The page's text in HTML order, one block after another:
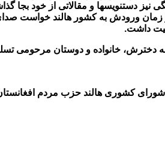
نیز دستنویسها و مقالاتی از خود
ورودش به کشور هالند خواست
داشت.
دخترش، خانواده و دوستان مرحومی
شورای کشوری هالند حزب مردم